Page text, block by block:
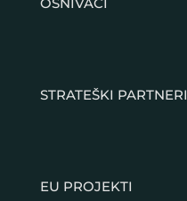
OSNIVAČI
STRATEŠKI PARTNERI
EU PROJEKTI